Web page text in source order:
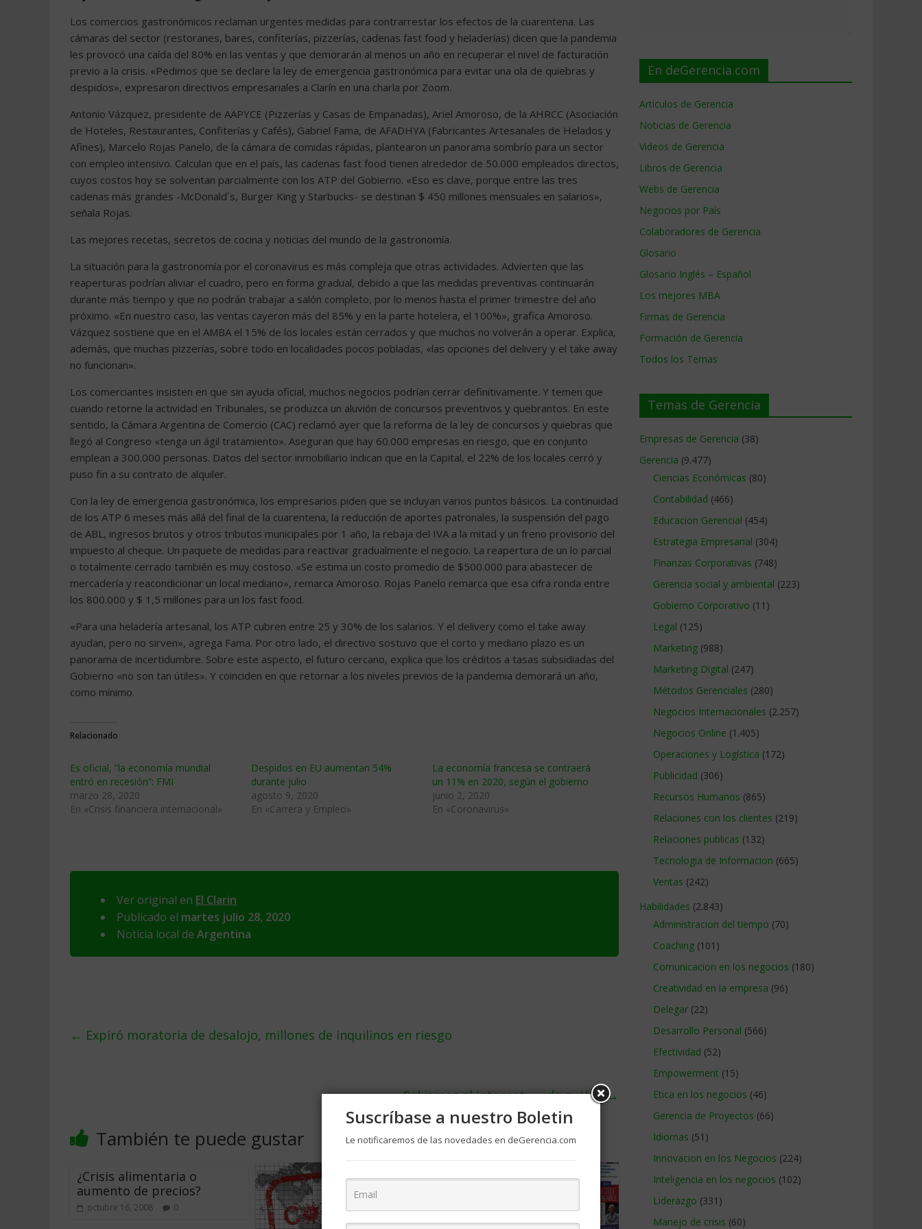
Los comercios gastronómicos reclaman urgentes medidas para contrarrestar los efectos de la cuarentena. Las
cámaras del sector (restoranes, bares, confiterías, pizzerías, cadenas fast food y heladerías) dicen que la pandemia
les provocó una caída del 80% en las ventas y que demorarán al menos un año en recuperar el nivel de facturación
previo a la crisis. «Pedimos que se declare la ley de emergencia gastronómica para evitar una ola de quiebras y
despidos», expresaron directivos empresariales a Clarín en una charla por Zoom.
Antonio Vázquez, presidente de AAPYCE (Pizzerías y Casas de Empanadas), Ariel Amoroso, de la AHRCC (Asociación
de Hoteles, Restaurantes, Confiterías y Cafés), Gabriel Fama, de AFADHYA (Fabricantes Artesanales de Helados y
Afines), Marcelo Rojas Panelo, de la cámara de comidas rápidas, plantearon un panorama sombrío para un sector
con empleo intensivo. Calculan que en el país, las cadenas fast food tienen alrededor de 50.000 empleados directos,
cuyos costos hoy se solventan parcialmente con los ATP del Gobierno. «Eso es clave, porque entre las tres
cadenas más grandes -McDonald´s, Burger King y Starbucks- se destinan $ 450 millones mensuales en salarios»,
señala Rojas.
Las mejores recetas, secretos de cocina y noticias del mundo de la gastronomía.
La situación para la gastronomía por el coronavirus es más compleja que otras actividades. Advierten que las
reaperturas podrían aliviar el cuadro, pero en forma gradual, debido a que las medidas preventivas continuarán
durante más tiempo y que no podrán trabajar a salón completo, por lo menos hasta el primer trimestre del año
próximo. «En nuestro caso, las ventas cayeron más del 85% y en la parte hotelera, el 100%», grafica Amoroso.
Vázquez sostiene que en el AMBA el 15% de los locales están cerrados y que muchos no volverán a operar. Explica,
además, que muchas pizzerías, sobre todo en localidades pocos pobladas, «las opciones del delivery y el take away
no funcionan».
Los comerciantes insisten en que sin ayuda oficial, muchos negocios podrían cerrar definitivamente. Y temen que
cuando retorne la actividad en Tribunales, se produzca un aluvión de concursos preventivos y quebrantos. En este
sentido, la Cámara Argentina de Comercio (CAC) reclamó ayer que la reforma de la ley de concursos y quiebras que
llegó al Congreso «tenga un ágil tratamiento». Aseguran que hay 60.000 empresas en riesgo, que en conjunto
emplean a 300.000 personas. Datos del sector inmobiliario indican que en la Capital, el 22% de los locales cerró y
puso fin a su contrato de alquiler.
Con la ley de emergencia gastronómica, los empresarios piden que se incluyan varios puntos básicos. La continuidad
de los ATP 6 meses más allá del final de la cuarentena, la reducción de aportes patronales, la suspensión del pago
de ABL, ingresos brutos y otros tributos municipales por 1 año, la rebaja del IVA a la mitad y un freno provisorio del
impuesto al cheque. Un paquete de medidas para reactivar gradualmente el negocio. La reapertura de un lo parcial
o totalmente cerrado también es muy costoso. «Se estima un costo promedio de $500.000 para abastecer de
mercadería y reacondicionar un local mediano», remarca Amoroso. Rojas Panelo remarca que esa cifra ronda entre
los 800.000 y $ 1,5 millones para un los fast food.
«Para una heladería artesanal, los ATP cubren entre 25 y 30% de los salarios. Y el delivery como el take away
ayudan, pero no sirven», agrega Fama. Por otro lado, el directivo sostuvo que el corto y mediano plazo es un
panorama de incertidumbre. Sobre este aspecto, el futuro cercano, explica que los créditos a tasas subsidiadas del
Gobierno «no son tan útiles». Y coinciden en que retornar a los niveles previos de la pandemia demorará un año,
como mínimo.
Relacionado
Es oficial, “la economía mundial
entró en recesión”: FMI
marzo 28, 2020
En «Crisis financiera internacional»
Despidos en EU aumentan 54%
durante julio
agosto 9, 2020
En «Carrera y Empleo»
La economía francesa se contraerá
un 11% en 2020, según el gobierno
junio 2, 2020
En «Coronavirus»
Ver original en El Clarin
Publicado el martes julio 28, 2020
Noticia local de Argentina
← Expiró moratoria de desalojo, millones de inquilinos en riesgo
Salvemos al internet … ¿de quién?→
También te puede gustar
¿Crisis alimentaria o
aumento de precios?
octubre 16, 2008 0
En deGerencia.com
Artículos de Gerencia
Noticias de Gerencia
Videos de Gerencia
Libros de Gerencia
Webs de Gerencia
Negocios por País
Colaboradores de Gerencia
Glosario
Glosario Inglés – Español
Los mejores MBA
Firmas de Gerencia
Formación de Gerencia
Todos los Temas
Temas de Gerencia
Empresas de Gerencia (38)
Gerencia (9.477)
Ciencias Económicas (80)
Contabilidad (466)
Educacion Gerencial (454)
Estrategia Empresarial (304)
Finanzas Corporativas (748)
Gerencia social y ambiental (223)
Gobierno Corporativo (11)
Legal (125)
Marketing (988)
Marketing Digital (247)
Métodos Gerenciales (280)
Negocios Internacionales (2.257)
Negocios Online (1.405)
Operaciones y Logística (172)
Publicidad (306)
Recursos Humanos (865)
Relaciones con los clientes (219)
Relaciones publicas (132)
Tecnologia de Informacion (665)
Ventas (242)
Habilidades (2.843)
Administracion del tiempo (70)
Coaching (101)
Comunicacion en los negocios (180)
Creatividad en la empresa (96)
Delegar (22)
Desarrollo Personal (566)
Efectividad (52)
Empowerment (15)
Etica en los negocios (46)
Gerencia de Proyectos (66)
Idiomas (51)
Innovacion en los Negocios (224)
Inteligencia en los negocios (102)
Liderazgo (331)
Manejo de crisis (60)
Suscríbase a nuestro Boletin
Le notificaremos de las novedades en deGerencia.com